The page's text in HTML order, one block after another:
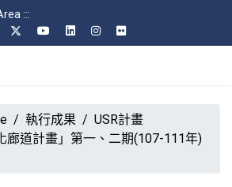
:::
執行成果
USR計畫
廊道計畫」第一、二期(107-111年)